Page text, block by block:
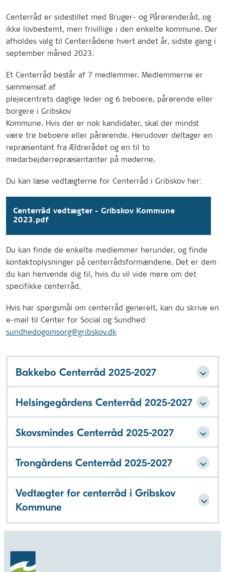
Centerråd er sidestillet med Bruger- og Pårørenderåd, og
ikke lovbestemt, men frivillige i den enkelte kommune. Der
afholdes valg til Centerrådene hvert andet år, sidste gang i
september måned 2023.
Et Centerråd består af 7 medlemmer. Medlemmerne er
sammensat af
plejecentrets daglige leder og 6 beboere, pårørende eller
borgere i Gribskov
Kommune. Hvis der er nok kandidater, skal der mindst
være tre beboere eller pårørende. Herudover deltager en
repræsentant fra Ældrerådet og en til to
medarbejderrepræsentanter på møderne.
Du kan læse vedtægterne for Centerråd i Gribskov her:
Centerråd vedtægter - Gribskov Kommune
2023.pdf
Du kan finde de enkelte medlemmer herunder, og finde
kontaktoplysninger på centerrådsformændene. Det er dem
du kan henvende dig til, hvis du vil vide mere om det
specifikke centerråd.
Hvis har spørgsmål om centerråd generelt, kan du skrive en
e-mail til Center for Social og Sundhed:
sundhedogomsorg@gribskov.dk
Bakkebo Centerråd 2025-2027
Helsingegårdens Centerråd 2025-2027
Skovsmindes Centerråd 2025-2027
Trongårdens Centerråd 2025-2027
Vedtægter for centerråd i Gribskov
Kommune